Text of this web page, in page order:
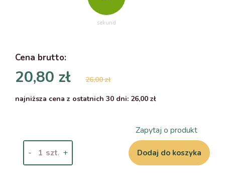
sekund
Cena brutto:
20,80 zł
26,00 zł
najniższa cena z ostatnich 30 dni: 26,00 zł
Zapytaj o produkt
- + Dodaj do koszyka